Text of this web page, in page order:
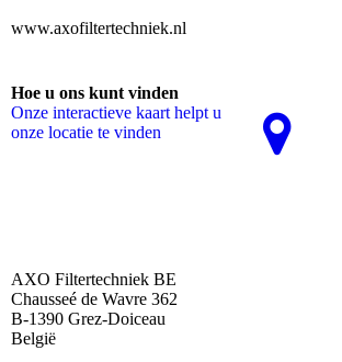
www.axofiltertechniek.nl
Hoe u ons kunt vinden
Onze interactieve kaart helpt u
onze locatie te vinden
AXO Filtertechniek BE
Chausseé de Wavre 362
B-1390 Grez-Doiceau
België